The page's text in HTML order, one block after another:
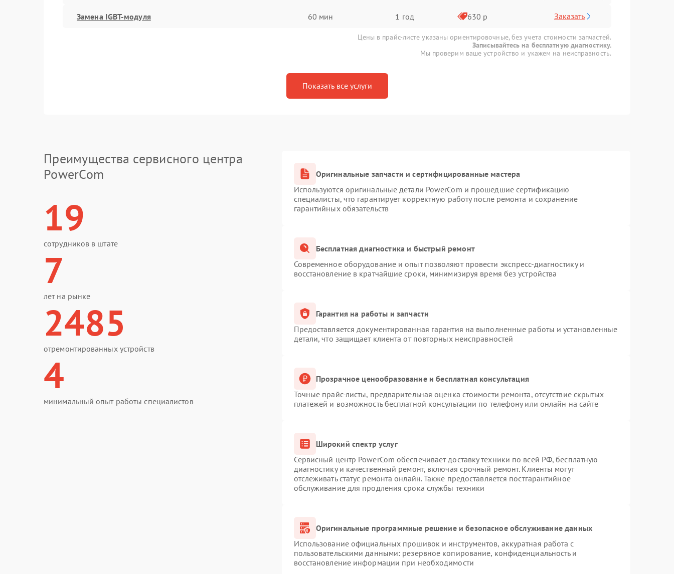
Замена IGBT-модуля 60 мин 1 год 630 р Заказать
Цены в прайс-листе указаны ориентировочные, без учета стоимости запчастей.
Записывайтесь на бесплатную диагностику.
Мы проверим ваше устройство и укажем на неисправность.
Показать все услуги
Преимущества сервисного центра
PowerCom
19
сотрудников в штате
7
лет на рынке
2485
отремонтированных устройств
4
минимальный опыт работы специалистов
Оригинальные запчасти и сертифицированные мастера
Используются оригинальные детали PowerCom и прошедшие сертификацию
специалисты, что гарантирует корректную работу после ремонта и сохранение
гарантийных обязательств
Бесплатная диагностика и быстрый ремонт
Современное оборудование и опыт позволяют провести экспресс-диагностику и
восстановление в кратчайшие сроки, минимизируя время без устройства
Гарантия на работы и запчасти
Предоставляется документированная гарантия на выполненные работы и установленные
детали, что защищает клиента от повторных неисправностей
Прозрачное ценообразование и бесплатная консультация
Точные прайс-листы, предварительная оценка стоимости ремонта, отсутствие скрытых
платежей и возможность бесплатной консультации по телефону или онлайн на сайте
Широкий спектр услуг
Сервисный центр PowerCom обеспечивает доставку техники по всей РФ, бесплатную
диагностику и качественный ремонт, включая срочный ремонт. Клиенты могут
отслеживать статус ремонта онлайн. Также предоставляется постгарантийное
обслуживание для продления срока службы техники
Оригинальные программные решение и безопасное обслуживание данных
Использование официальных прошивок и инструментов, аккуратная работа с
пользовательскими данными: резервное копирование, конфиденциальность и
восстановление информации при необходимости